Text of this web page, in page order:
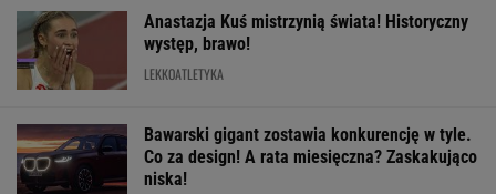
kończy karierę. To
żona znanego piłkarza
o odżywianiu wyniosła
Katarzynę Niewiadomą
na szczyt Mont
Ventoux
zdecydował.
grać w nowym
WIĘCEJ NIŻ WYNIK. SUBSKRYBUJ